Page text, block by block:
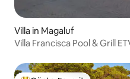
Villa in Magaluf
Villa Francisca Pool & Grill